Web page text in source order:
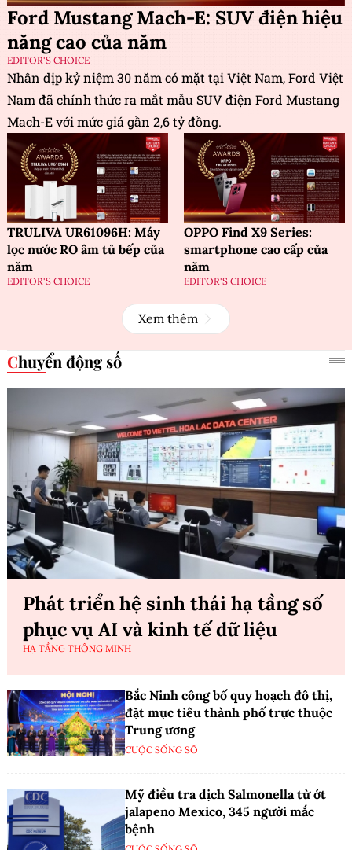
Ford Mustang Mach-E: SUV điện hiệu
năng cao của năm
EDITOR'S CHOICE
Nhân dịp kỷ niệm 30 năm có mặt tại Việt Nam, Ford Việt
Nam đã chính thức ra mắt mẫu SUV điện Ford Mustang
Mach-E với mức giá gần 2,6 tỷ đồng.
TRULIVA UR61096H: Máy
lọc nước RO âm tủ bếp của
năm
EDITOR'S CHOICE
OPPO Find X9 Series:
smartphone cao cấp của
năm
EDITOR'S CHOICE
Xem thêm
Chuyển động số
Phát triển hệ sinh thái hạ tầng số
phục vụ AI và kinh tế dữ liệu
HẠ TẦNG THÔNG MINH
Bắc Ninh công bố quy hoạch đô thị,
đặt mục tiêu thành phố trực thuộc
Trung ương
CUỘC SỐNG SỐ
Mỹ điều tra dịch Salmonella từ ớt
jalapeno Mexico, 345 người mắc
bệnh